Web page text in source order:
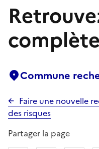
complète
Commune
Faire une nouvelle
des risques
Partager la page